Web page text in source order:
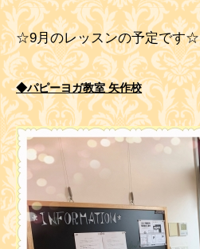
☆9月のレッスンの予定です☆
◆パピーヨガ教室 矢作校